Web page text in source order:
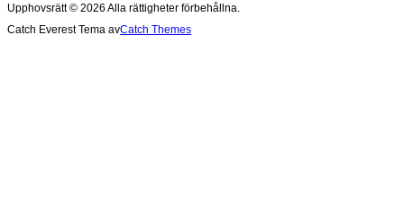
Upphovsrätt © 2026 Alla rättigheter förbehållna.
Catch Everest Tema avCatch Themes